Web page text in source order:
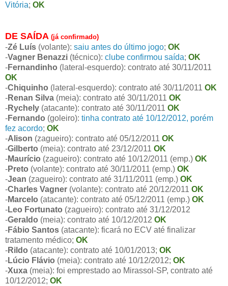
Vitória; OK
DE SAÍDA (já confirmado)
-Zé Luís (volante): saiu antes do último jogo; OK
-Vagner Benazzi (técnico): clube confirmou saída; OK
-Fernandinho (lateral-esquerdo): contrato até 30/11/2011
OK
-Chiquinho (lateral-esquerdo): contrato até 30/11/2011 OK
-Renan Silva (meia): contrato até 30/11/2011 OK
-Rychely (atacante): contrato até 30/11/2011 OK
-Fernando (goleiro): tinha contrato até 10/12/2012, porém
fez acordo; OK
-Alison (zagueiro): contrato até 05/12/2011 OK
-Gilberto (meia): contrato até 23/12/2011 OK
-Maurício (zagueiro): contrato até 10/12/2011 (emp.) OK
-Preto (volante): contrato até 30/11/2011 (emp.) OK
-Jean (zagueiro): contrato até 31/11/2011 (emp.) OK
-Charles Vagner (volante): contrato até 20/12/2011 OK
-Marcelo (atacante): contrato até 05/12/2011 (emp.) OK
-Leo Fortunato (zagueiro): contrato até 31/12/2012
-Geraldo (meia): contrato até 10/12/2012 OK
-Fábio Santos (atacante): ficará no ECV até finalizar
tratamento médico; OK
-Rildo (atacante): contrato até 10/01/2013; OK
-Lúcio Flávio (meia): contrato até 10/12/2012; OK
-Xuxa (meia): foi emprestado ao Mirassol-SP, contrato até
10/12/2012; OK